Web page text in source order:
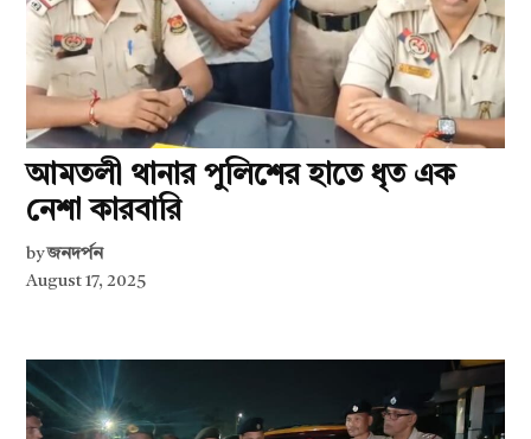
আমতলী থানার পুলিশের হাতে ধৃত এক
নেশা কারবারি
by জনদর্পন
August 17, 2025